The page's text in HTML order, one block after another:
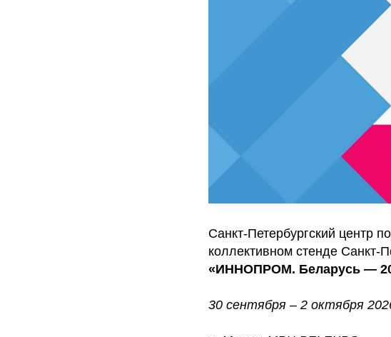
Санкт-Петербургский центр
коллективном стенде
«ИННОПРОМ. Беларусь —
30 сентября – 2 октября